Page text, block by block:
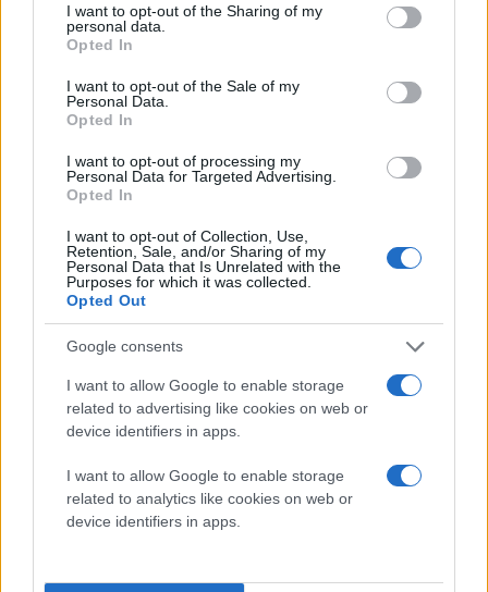
not limited to your visit or usage behaviour. You may click to
grant or deny consent to Google and its third-party tags to
use your data for below specified purposes in below Google
consent section.
I want to opt-out of the Sharing of my
personal data.
Opted In
I want to opt-out of the Sale of my
Personal Data.
Opted In
I want to opt-out of processing my
Personal Data for Targeted Advertising.
Opted In
I want to opt-out of Collection, Use,
Retention, Sale, and/or Sharing of my
Personal Data that Is Unrelated with the
Purposes for which it was collected.
Opted Out
Google consents
I want to allow Google to enable storage
related to advertising like cookies on web or
device identifiers in apps.
I want to allow Google to enable storage
related to analytics like cookies on web or
device identifiers in apps.